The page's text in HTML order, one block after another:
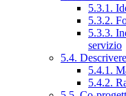
5.3.1.
5.3.2.
5.3.3.
servizio
5.4.
5.4.1.
5.4.2.